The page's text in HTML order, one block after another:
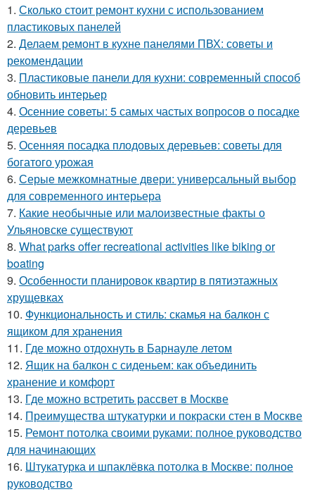
1. Сколько стоит ремонт кухни с использованием
пластиковых панелей
2. Делаем ремонт в кухне панелями ПВХ: советы и
рекомендации
3. Пластиковые панели для кухни: современный способ
обновить интерьер
4. Осенние советы: 5 самых частых вопросов о посадке
деревьев
5. Осенняя посадка плодовых деревьев: советы для
богатого урожая
6. Серые межкомнатные двери: универсальный выбор
для современного интерьера
7. Какие необычные или малоизвестные факты о
Ульяновске существуют
8. What parks offer recreational activities like biking or
boating
9. Особенности планировок квартир в пятиэтажных
хрущевках
10. Функциональность и стиль: скамья на балкон с
ящиком для хранения
11. Где можно отдохнуть в Барнауле летом
12. Ящик на балкон с сиденьем: как объединить
хранение и комфорт
13. Где можно встретить рассвет в Москве
14. Преимущества штукатурки и покраски стен в Москве
15. Ремонт потолка своими руками: полное руководство
для начинающих
16. Штукатурка и шпаклёвка потолка в Москве: полное
руководство